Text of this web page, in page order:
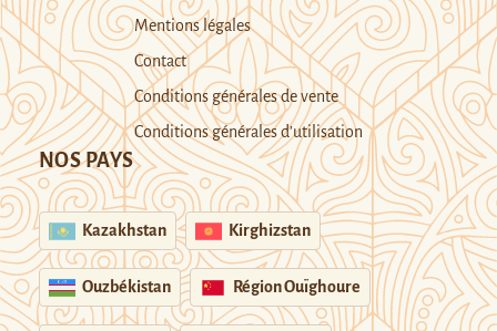
Mentions légales
Contact
Conditions générales de vente
Conditions générales d’utilisation
NOS PAYS
Kazakhstan Kirghizstan
Ouzbékistan Région Ouïghoure